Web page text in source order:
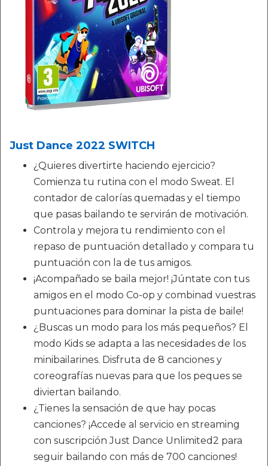
Just Dance 2022 SWITCH
¿Quieres divertirte haciendo ejercicio?
Comienza tu rutina con el modo Sweat. El
contador de calorías quemadas y el tiempo
que pasas bailando te servirán de motivación.
Controla y mejora tu rendimiento con el
repaso de puntuación detallado y compara tu
puntuación con la de tus amigos.
¡Acompañado se baila mejor! ¡Júntate con tus
amigos en el modo Co-op y combinad vuestras
puntuaciones para dominar la pista de baile!
¿Buscas un modo para los más pequeños? El
modo Kids se adapta a las necesidades de los
minibailarines. Disfruta de 8 canciones y
coreografías nuevas para que los peques se
diviertan bailando.
¿Tienes la sensación de que hay pocas
canciones? ¡Accede al servicio en streaming
con suscripción Just Dance Unlimited2 para
seguir bailando con más de 700 canciones!